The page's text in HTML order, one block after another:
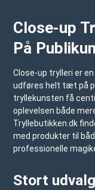
Close-up
På
Close-up trylleri er
udføres helt tæt på
tryllekunsten få
oplevelsen både
Tryllebutikken.dk
med produkter til
professionelle
Stort